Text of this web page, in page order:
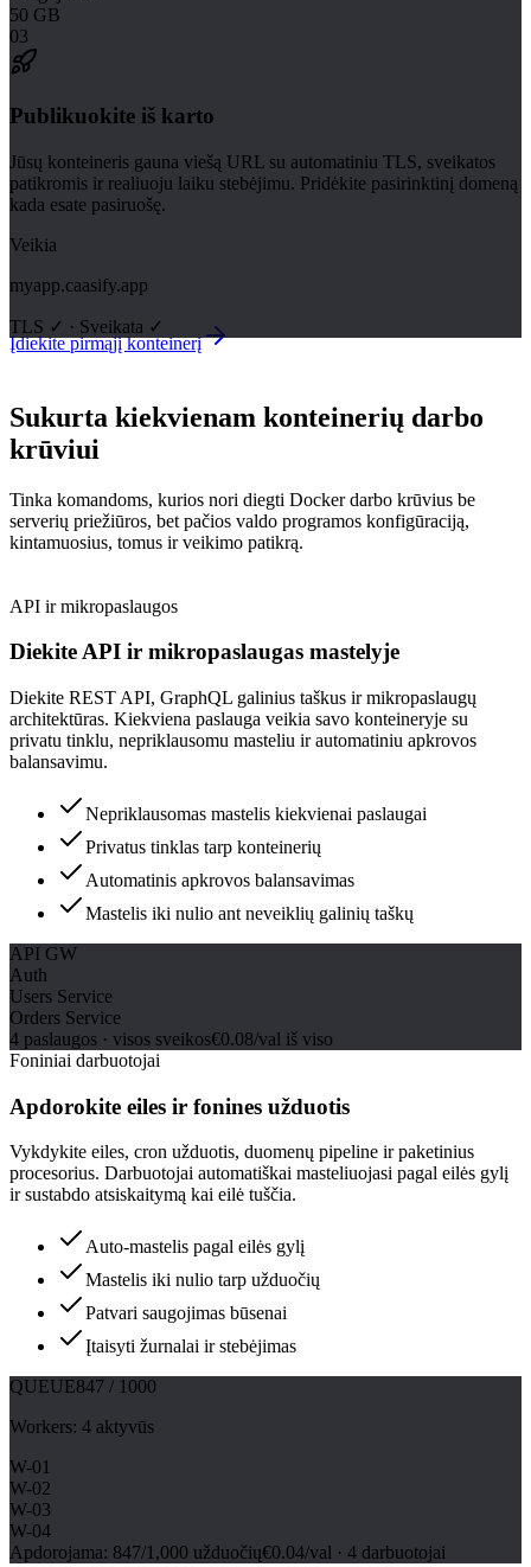
50 GB
03
Publikuokite iš karto
Jūsų konteineris gauna viešą URL su automatiniu TLS, sveikatos
patikromis ir realiuoju laiku stebėjimu. Pridėkite pasirinktinį domeną
kada esate pasiruošę.
Veikia
myapp.caasify.app
TLS ✓ · Sveikata ✓
Įdiekite pirmąjį konteinerį
Sukurta kiekvienam konteinerių darbo
krūviui
Tinka komandoms, kurios nori diegti Docker darbo krūvius be
serverių priežiūros, bet pačios valdo programos konfigūraciją,
kintamuosius, tomus ir veikimo patikrą.
API ir mikropaslaugos
Diekite API ir mikropaslaugas mastelyje
Diekite REST API, GraphQL galinius taškus ir mikropaslaugų
architektūras. Kiekviena paslauga veikia savo konteineryje su
privatu tinklu, nepriklausomu masteliu ir automatiniu apkrovos
balansavimu.
Nepriklausomas mastelis kiekvienai paslaugai
Privatus tinklas tarp konteinerių
Automatinis apkrovos balansavimas
Mastelis iki nulio ant neveiklių galinių taškų
API GW
Auth
Users Service
Orders Service
4 paslaugos · visos sveikos€0.08/val iš viso
Foniniai darbuotojai
Apdorokite eiles ir fonines užduotis
Vykdykite eiles, cron užduotis, duomenų pipeline ir paketinius
procesorius. Darbuotojai automatiškai masteliuojasi pagal eilės gylį
ir sustabdo atsiskaitymą kai eilė tuščia.
Auto-mastelis pagal eilės gylį
Mastelis iki nulio tarp užduočių
Patvari saugojimas būsenai
Įtaisyti žurnalai ir stebėjimas
QUEUE847 / 1000
Workers: 4 aktyvūs
W-01
W-02
W-03
W-04
Apdorojama: 847/1,000 užduočių€0.04/val · 4 darbuotojai